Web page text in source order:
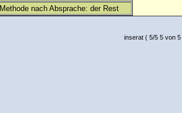
Methode nach Absprache: der Rest
inserat( 5/5 5 von 5